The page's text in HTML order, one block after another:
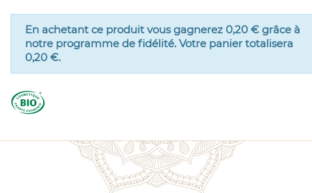
En achetant ce produit vous gagnerez 0,20 € grâce à
notre programme de fidélité. Votre panier totalisera
0,20 €.